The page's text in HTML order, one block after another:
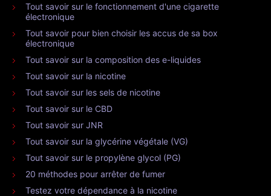
Tout savoir sur le fonctionnement d'une cigarette
électronique
Tout savoir pour bien choisir les accus de sa box
électronique
Tout savoir sur la composition des e-liquides
Tout savoir sur la nicotine
Tout savoir sur les sels de nicotine
Tout savoir sur le CBD
Tout savoir sur JNR
Tout savoir sur la glycérine végétale (VG)
Tout savoir sur le propylène glycol (PG)
20 méthodes pour arrêter de fumer
Testez votre dépendance à la nicotine